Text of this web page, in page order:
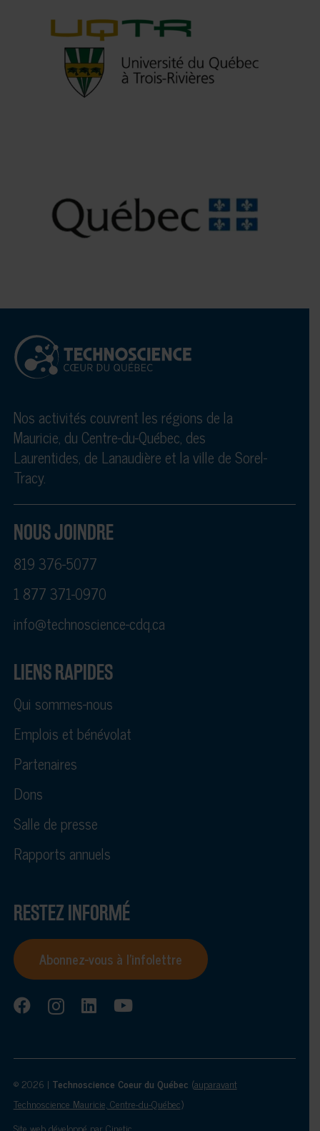
Nos activités couvrent les régions de la
Mauricie, du Centre-du-Québec, des
Laurentides, de Lanaudière et la ville de Sorel-
Tracy.
NOUS JOINDRE
819 376-5077
1 877 371-0970
info@technoscience-cdq.ca
LIENS RAPIDES
Qui sommes-nous
Emplois et bénévolat
Partenaires
Dons
Salle de presse
Rapports annuels
RESTEZ INFORMÉ
Abonnez-vous à l’infolettre
© 2026 | Technoscience Coeur du Québec (auparavant
Technoscience Mauricie, Centre-du-Québec)